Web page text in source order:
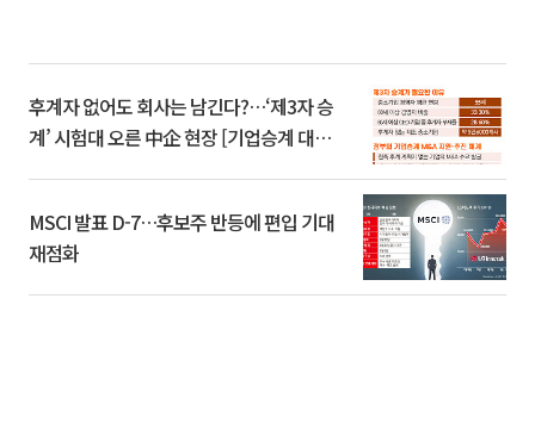
후계자 없어도 회사는 남긴다?…‘제3자 승
계’ 시험대 오른 中企 현장 [기업승계 대전
MSCI 발표 D-7…후보주 반등에 편입 기대
재점화